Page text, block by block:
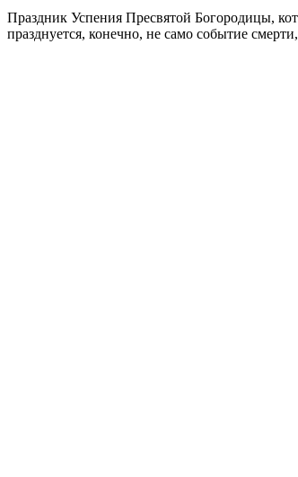
Праздник Успения Пресвятой Богородицы,
празднуется, конечно, не само событие